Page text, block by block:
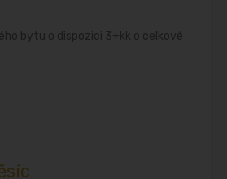
bytu o dispozici 3+kk o celkové